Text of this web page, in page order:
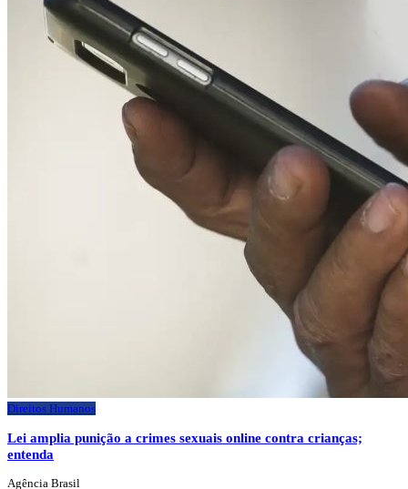
Direitos Humanos
Lei amplia punição a crimes sexuais online contra crianças;
entenda
Agência Brasil